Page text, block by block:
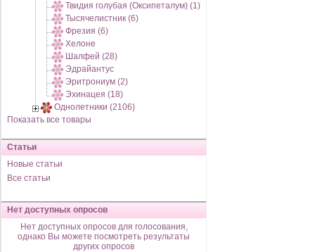
Твидия голубая (Оксипеталум) (1)
Тысячелистник (6)
Фрезия (6)
Хелоне
Шалфей (28)
Эдрайантус
Эритрониум (2)
Эхинацея (18)
Однолетники (2106)
Показать все товары
Статьи
Новые статьи
Все статьи
Нет доступных опросов
Нет доступных опросов для голосования,
однако Вы можете посмотреть результаты
других опросов